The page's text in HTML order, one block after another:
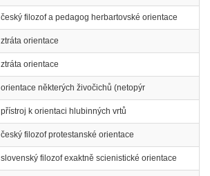
český filozof a pedagog herbartovské orientace
ztráta orientace
ztráta orientace
orientace některých živočichů (netopýr
přístroj k orientaci hlubinných vrtů
český filozof protestanské orientace
slovenský filozof exaktně scienistické orientace